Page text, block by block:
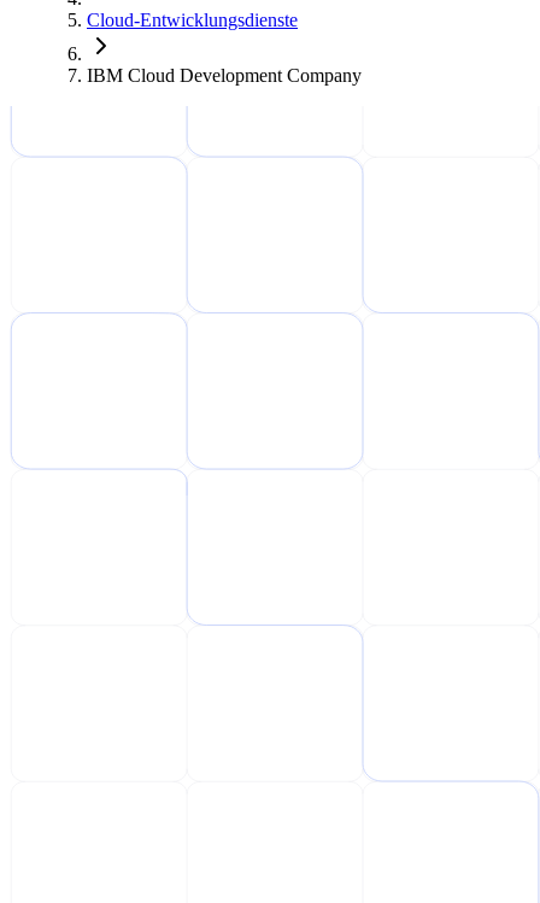
Cloud-Entwicklungsdienste
IBM Cloud Development Company